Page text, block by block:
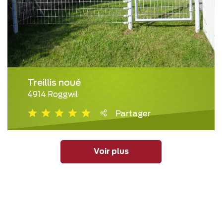
Treillis noué
4914 Roggwil
Partager
Voir plus